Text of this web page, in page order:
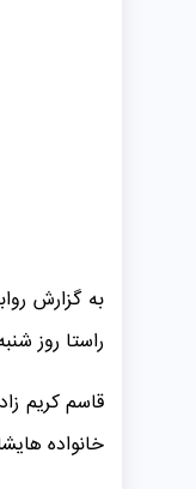
به گزارش
راستا روز شنبه ۲۸ مرداد به اتفاق جمعی از کارمندان این اداره کل، به دیدار آزاده سرافراز همکار بازنشسته شیلات استان کربلایی محمود مهدی نژاد و خانواده گرامی
قاسم کریم
خانواده